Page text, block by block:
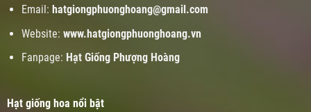
Email: hatgiongphuonghoang@gmail.com
Website: www.hatgiongphuonghoang.vn
Fanpage: Hạt Giống Phượng Hoàng
Hạt giống hoa nổi bật